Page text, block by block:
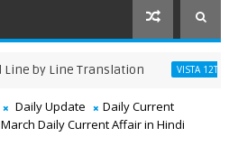
Translation VISTA 12TH The
Daily Update
Daily Current
Daily Current Affair in Hindi